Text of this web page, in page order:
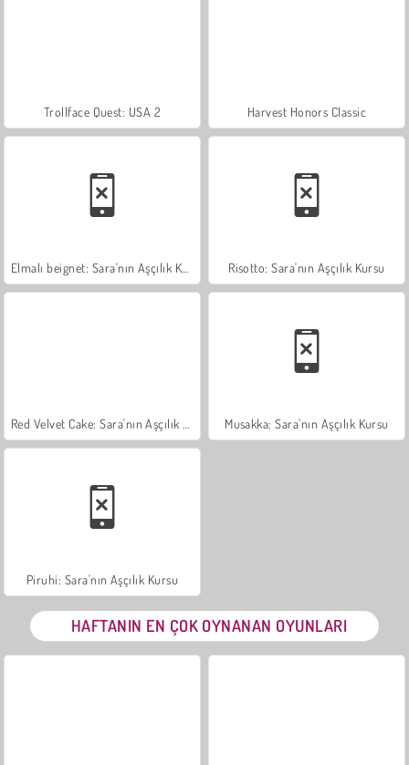
Trollface Quest: USA 2 Harvest Honors Classic
Risotto: Sara'nın Aşçılık Kursu
Musakka: Sara'nın Aşçılık Kursu
Piruhi: Sara'nın Aşçılık Kursu
HAFTANIN EN ÇOK OYNANAN OYUNLARI